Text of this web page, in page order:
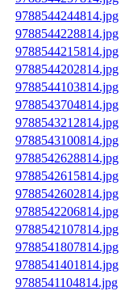
9788544244814.jpg
9788544228814.jpg
9788544215814.jpg
9788544202814.jpg
9788544103814.jpg
9788543704814.jpg
9788543212814.jpg
9788543100814.jpg
9788542628814.jpg
9788542615814.jpg
9788542602814.jpg
9788542206814.jpg
9788542107814.jpg
9788541807814.jpg
9788541401814.jpg
9788541104814.jpg